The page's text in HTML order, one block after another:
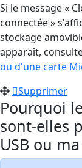
Si le message «
connectée »
stockage
apparaît,
ou d'une carte
Supprimer
Pourquoi
sont-elles
USB ou